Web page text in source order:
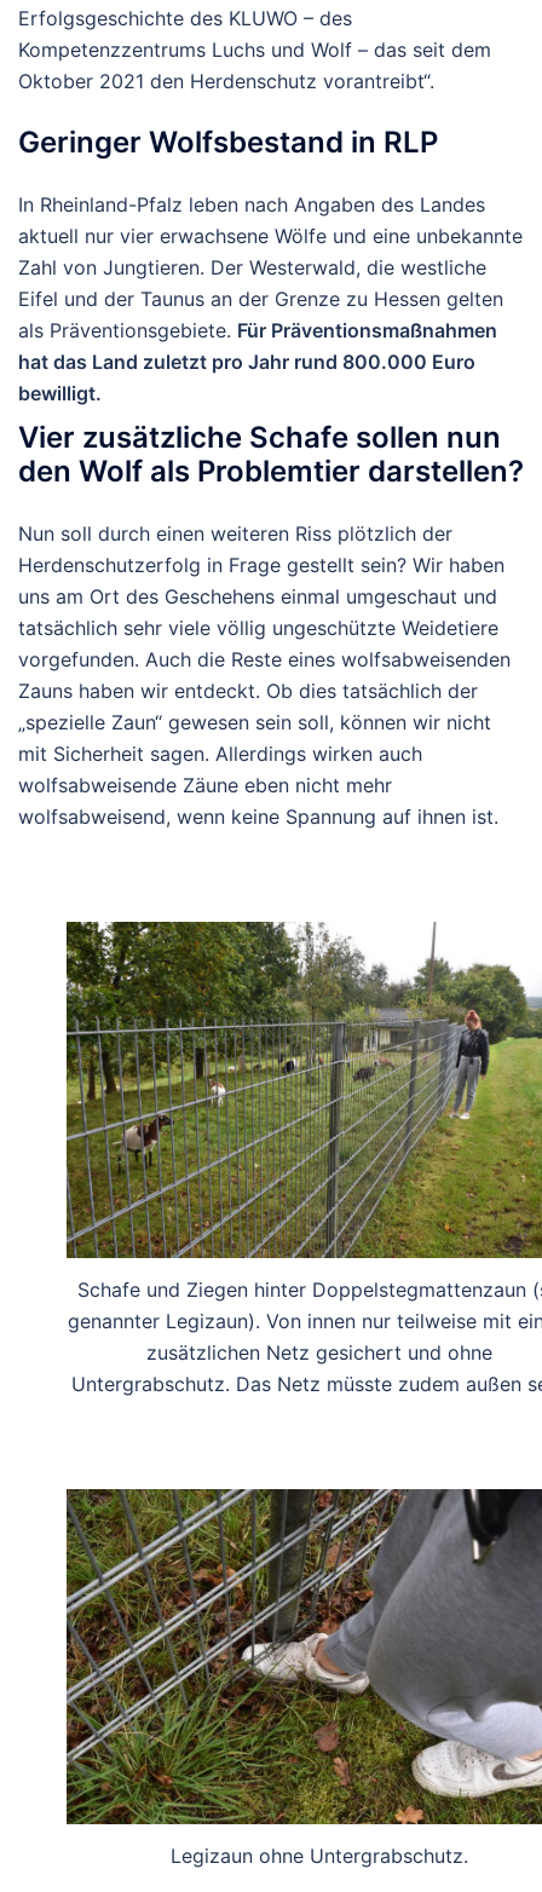
Erfolgsgeschichte des KLUWO – des
Kompetenzzentrums Luchs und Wolf – das seit dem
Oktober 2021 den Herdenschutz vorantreibt“.
Geringer Wolfsbestand in RLP
In Rheinland-Pfalz leben nach Angaben des Landes
aktuell nur vier erwachsene Wölfe und eine unbekannte
Zahl von Jungtieren. Der Westerwald, die westliche
Eifel und der Taunus an der Grenze zu Hessen gelten
als Präventionsgebiete. Für Präventionsmaßnahmen
hat das Land zuletzt pro Jahr rund 800.000 Euro
bewilligt.
Vier zusätzliche Schafe sollen nun
den Wolf als Problemtier darstellen?
Nun soll durch einen weiteren Riss plötzlich der
Herdenschutzerfolg in Frage gestellt sein? Wir haben
uns am Ort des Geschehens einmal umgeschaut und
tatsächlich sehr viele völlig ungeschützte Weidetiere
vorgefunden. Auch die Reste eines wolfsabweisenden
Zauns haben wir entdeckt. Ob dies tatsächlich der
„spezielle Zaun“ gewesen sein soll, können wir nicht
mit Sicherheit sagen. Allerdings wirken auch
wolfsabweisende Zäune eben nicht mehr
wolfsabweisend, wenn keine Spannung auf ihnen ist.
Schafe und Ziegen hinter Doppelstegmattenzaun
genannter Legizaun). Von innen nur teilweise mit
zusätzlichen Netz gesichert und ohne
Untergrabschutz. Das Netz müsste zudem außen
Legizaun ohne Untergrabschutz.